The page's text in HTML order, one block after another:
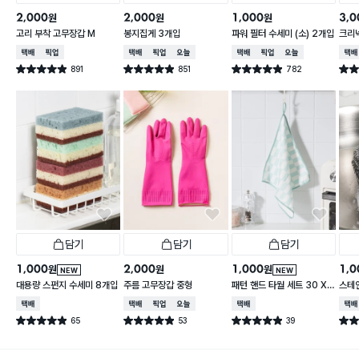
2,000원
고리 부착 고무장갑 M
택배배송매장픽업
별점 4.9점 891
건 작성
2,000원
봉지집게 3개입
택배배송매장픽업오늘배송
별점 4.9점 851
건 작성
1,000원
파워 필터 수세미 (소) 2개입
택배배송매장픽업오늘배송
별점 4.9점 782
건 작성
크리
주
택배
별점
담기
NEW
1,000원
대용량 스펀지 수세미 8개입
택배배송
별점 4.9점 65
건 작성
담기
2,000원
주름 고무장갑 중형
택배배송매장픽업오늘배송
별점 4.9점 53
건 작성
담기
NEW
1,000원
패턴 핸드 타월 세트 30 X
30 cm 3개입
택배배송
별점 4.9점 39
건 작성
스테
택배
별점